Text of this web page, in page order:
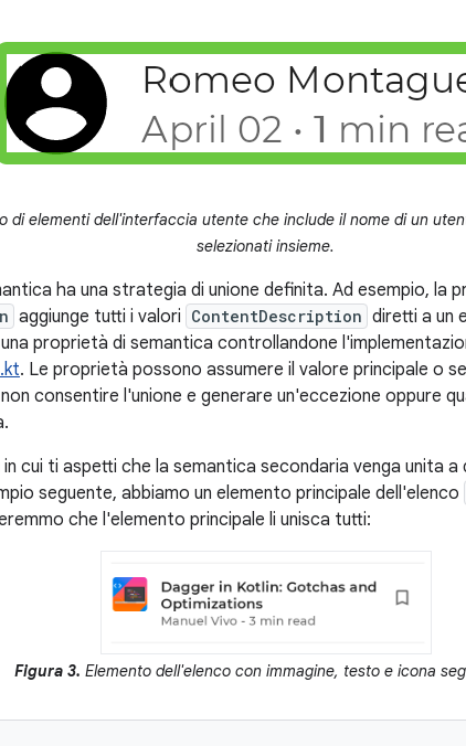
di elementi dell'interfaccia utente che include il nome di un
selezionati insieme.
ha una strategia di unione definita. Ad esempio, la
aggiunge tutti i valori ContentDescription diretti a un
proprietà di semantica controllandone
. Le proprietà possono assumere il valore principale o
consentire l'unione e generare un'eccezione oppure
cui ti aspetti che la semantica secondaria venga unita a
seguente, abbiamo un elemento principale dell'elenco
che l'elemento principale li unisca tutti:
Figura 3. Elemento dell'elenco con immagine, testo e icona